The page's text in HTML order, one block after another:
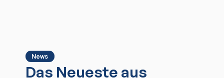
News
Das Neueste aus